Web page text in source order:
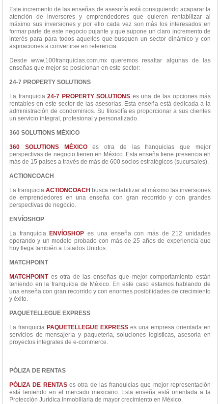
Este incremento de las enseñas de asesoría está consiguiendo acaparar la
atención de inversores y emprendedores que quieren rentabilizar al
máximo sus inversiones y por ello cada vez son más los interesados en
formar parte de este negocio pujante y que supone un claro incremento de
interés para para todos aquellos que busquen un sector dinámico y con
aspiraciones a convertirse en referencia.
Desde www.100franquicias.com.mx queremos resaltar algunas de las
enseñas que mejor se posicionan en este sector:
24-7 PROPERTY SOLUTIONS
La franquicia 24-7 PROPERTY SOLUTIONS es una de las opciones más
rentables en este sector de las asesorías. Esta enseña está dedicada a la
administración de condominios. Su filosofía es proporcionar a sus clientes
un servicio integral, profesional y personalizado.
360 SOLUTIONS MÉXICO
360 SOLUTIONS MÉXICOes otra de las franquicias que mejor
perspectivas de negocio tienen en México. Esta enseña tiene presencia en
más de 15 países a través de más de 600 socios estratégicos (sucursales).
ACTIONCOACH
La franquiciaACTIONCOACH busca rentabilizar al máximo las inversiones
de emprendedores en una enseña con gran recorrido y con grandes
perspectivas de negocio.
ENVÍOSHOP
La franquicia ENVÍOSHOP es una enseña con más de 212 unidades
operando y un modelo probado con más de 25 años de experiencia que
hoy llega también a Estados Unidos.
MATCHPOINT
MATCHPOINTes otra de las enseñas que mejor comportamiento están
teniendo en la franquicia de México. En este caso estamos hablando de
una enseña con gran recorrido y con enormes posibilidades de crecimiento
y éxito.
PAQUETELLEGUE EXPRESS
La franquicia PAQUETELLEGUE EXPRESS es una empresa orientada en
servicios de mensajería y paquetería, soluciones logísticas, asesoría en
proyectos integrales de e-commerce.
PÓLIZA DE RENTAS
PÓLIZA DE RENTASes otra de las franquicias que mejor representación
está teniendo en el mercado mexicano. Esta enseña está orientada a la
Protección Jurídica Inmobiliaria de mayor crecimiento en México.